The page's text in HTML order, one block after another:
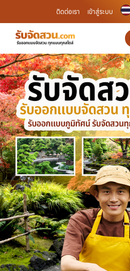
ติดต่อเรา เข้าสู่ระบบ